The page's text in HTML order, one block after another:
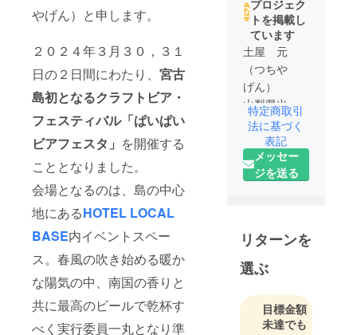
やげん）と申します。
２０２４年３月３０，３１
日の２日間にわたり、 宮古
島初となるクラフトビア・
フェスティバル「ぱいぱい
ビアフェスタ 」 を開催する
こととなりました。
会場となるのは、島の中心
地にあるHOTEL LOCAL
BASE内イベントスペー
ス。春風の吹き始める暖か
な陽気の中、南国の香りと
共に最高のビールで乾杯す
べく実行委員一丸となり準
プロジェク
トを掲載し
ています
土屋 元
（つちや
げん）
山梨県出
身。
田畑に囲ま
れた自然豊
かな田舎町
ワガタと
り。小学生
のころ、オ
オクワガタ
を捕まえた
特定商取引
法に基づく
表記
メッセー
ジを送る
リターンを
選ぶ
目標金額
未達でも